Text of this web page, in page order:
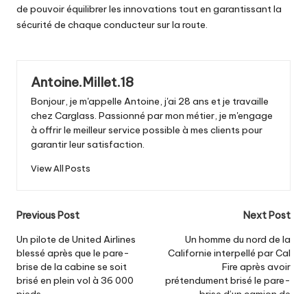
de pouvoir équilibrer les innovations tout en garantissant la
sécurité de chaque conducteur sur la route.
Antoine.Millet.18
Bonjour, je m'appelle Antoine, j'ai 28 ans et je travaille
chez Carglass. Passionné par mon métier, je m'engage
à offrir le meilleur service possible à mes clients pour
garantir leur satisfaction.
View All Posts
Post
navigation
Previous Post
Un pilote de United Airlines
blessé après que le pare-
brise de la cabine se soit
brisé en plein vol à 36 000
Next Post
Un homme du nord de la
Californie interpellé par Cal
Fire après avoir
prétendument brisé le pare-